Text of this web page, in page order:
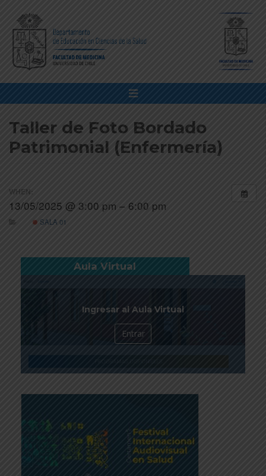
Taller de Foto Bordado
Patrimonial (Enfermería)
WHEN:
13/05/2025 @ 3:00 pm – 6:00 pm
SALA 01
Aula Virtual
Ingresar al Aula Virtual
Entrar